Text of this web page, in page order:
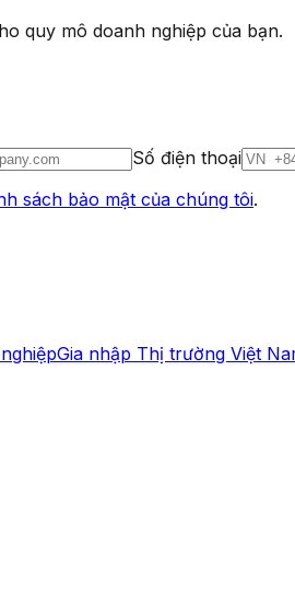
quy mô doanh nghiệp của bạn.
Số điện thoại
sách bảo mật của chúng tôi.
Gia nhập Thị trường Việt